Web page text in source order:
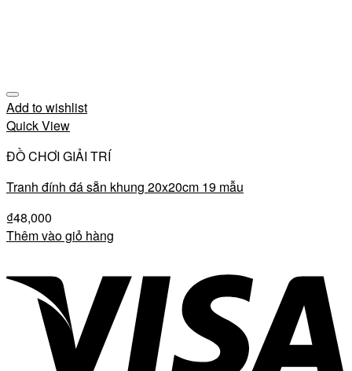
Add to wishlist
Quick View
ĐỒ CHƠI GIẢI TRÍ
Tranh đính đá sẵn khung 20x20cm 19 mẫu
₫48,000
Thêm vào giỏ hàng